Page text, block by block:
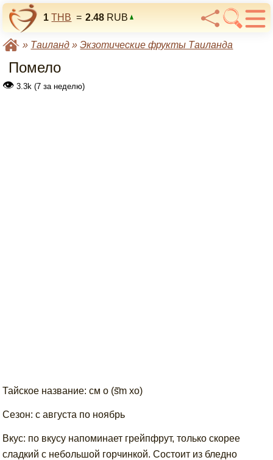
1 THB = 2.48 RUB
» Таиланд »Экзотические фрукты Таиланда
Помело
👁 3.3k (7 за неделю)
Тайское название: см о (s̄̂m xo)
Сезон: с августа по ноябрь
Вкус: по вкусу напоминает грейпфрут, только скорее
сладкий с небольшой горчинкой. Состоит из бледно